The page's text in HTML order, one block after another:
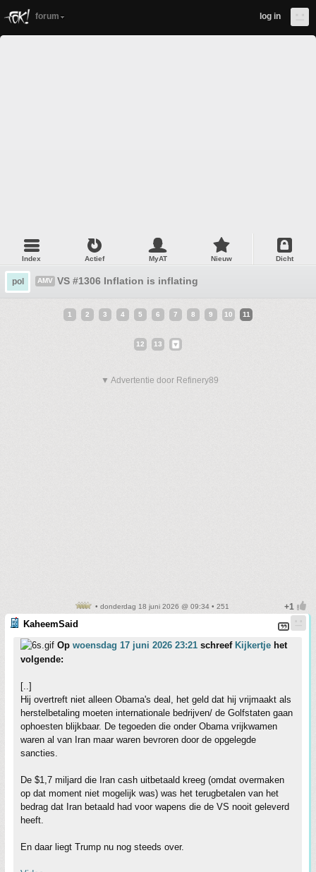
forum log in
Index Actief MyAT Nieuw Dicht
pol AMV VS #1306 Inflation is inflating
1 2 3 4 5 6 7 8 9 10 11
12 13
▼ Advertentie door Refinery89
• donderdag 18 juni 2026 @ 09:34 • 251
KaheemSaid
Op woensdag 17 juni 2026 23:21 schreef Kijkertje het
volgende:
[..]
Hij overtreft niet alleen Obama's deal, het geld dat hij vrijmaakt als
herstelbetaling moeten internationale bedrijven/ de Golfstaten gaan
ophoesten blijkbaar. De tegoeden die onder Obama vrijkwamen
waren al van Iran maar waren bevroren door de opgelegde
sancties.
De $1,7 miljard die Iran cash uitbetaald kreeg (omdat overmaken
op dat moment niet mogelijk was) was het terugbetalen van het
bedrag dat Iran betaald had voor wapens die de VS nooit geleverd
heeft.
En daar liegt Trump nu nog steeds over.